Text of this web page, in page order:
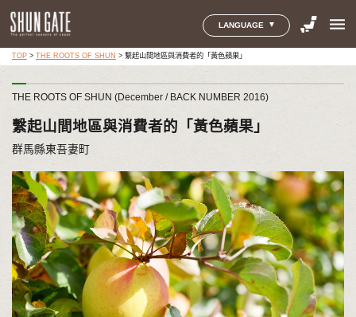
LANGUAGE menu
TOP> THE ROOTS OF SHUN > 繫起山間地區與消費者的「黃色蘋果」
THE ROOTS OF SHUN (December / BACK NUMBER 2016)
繫起山間地區與消費者的「黃色蘋果」
群馬縣東吾妻町